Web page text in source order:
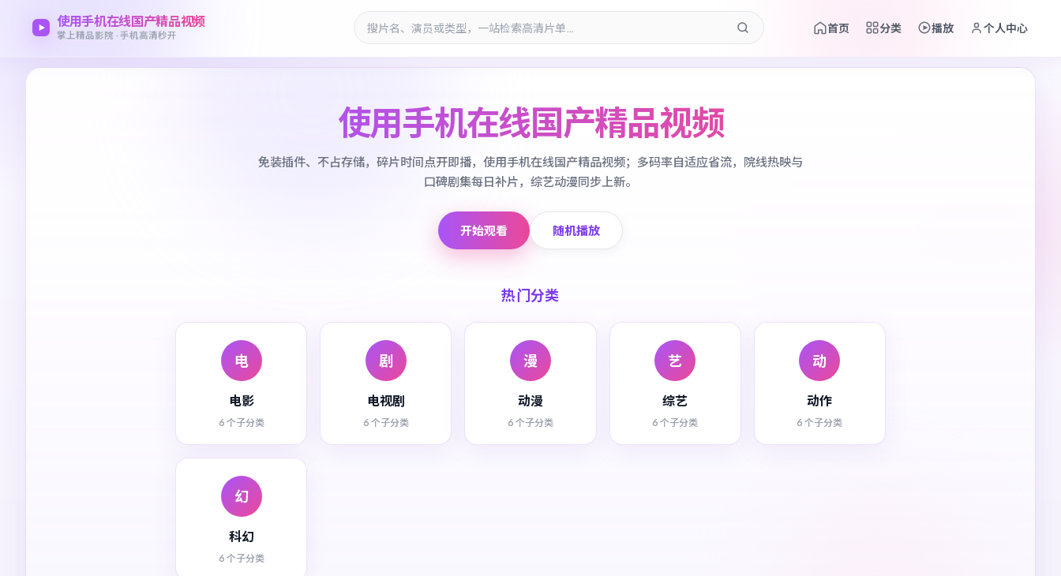
使用手机在线国产精品视频
掌上精品影院 · 手机高清秒开 首页 分类 播放 个人中心
使用手机在线国产精品视频
免装插件、不占存储，碎片时间点开即播，使用手机在线国产精品视频；多码率自适应省流，院线热映与
口碑剧集每日补片，综艺动漫同步上新。
开始观看 随机播放
热门分类
电
电影
6 个子分类
剧
电视剧
6 个子分类
漫
动漫
6 个子分类
艺
综艺
6 个子分类
动
动作
6 个子分类
幻
科幻
6 个子分类